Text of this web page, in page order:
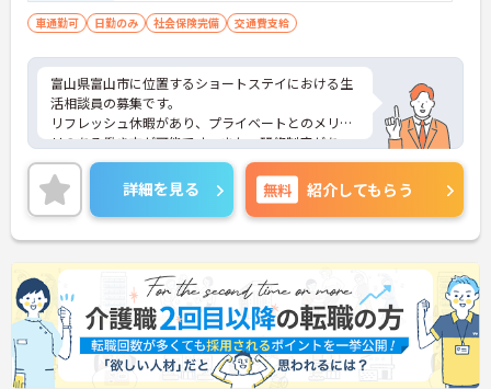
務経験を1年程度の経験が有る方)
車通勤可 日勤のみ 社会保険完備 交通費支給
富山県富山市に位置するショートステイにおける生
活相談員の募集です。
リフレッシュ休暇があり、プライベートとのメリハ
リのある働き方が可能です。また、研修制度があ
り、働きながらスキルアップが目指せる環境です。
ご興味のある方には、面接対策ポイントなど、さら
に詳細をご案内しますのでお気軽にご相談くださ
い！
詳細を見る 無料 紹介してもらう